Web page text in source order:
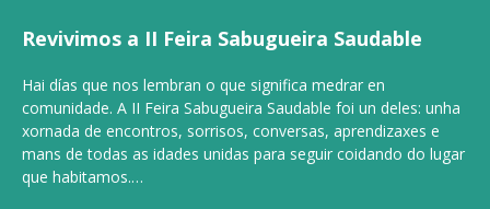
Revivimos a II Feira Sabugueira Saudable
Hai días que nos lembran o que significa medrar en
comunidade. A II Feira Sabugueira Saudable foi un deles: unha
xornada de encontros, sorrisos, conversas, aprendizaxes e
mans de todas as idades unidas para seguir coidando do lugar
que habitamos.…